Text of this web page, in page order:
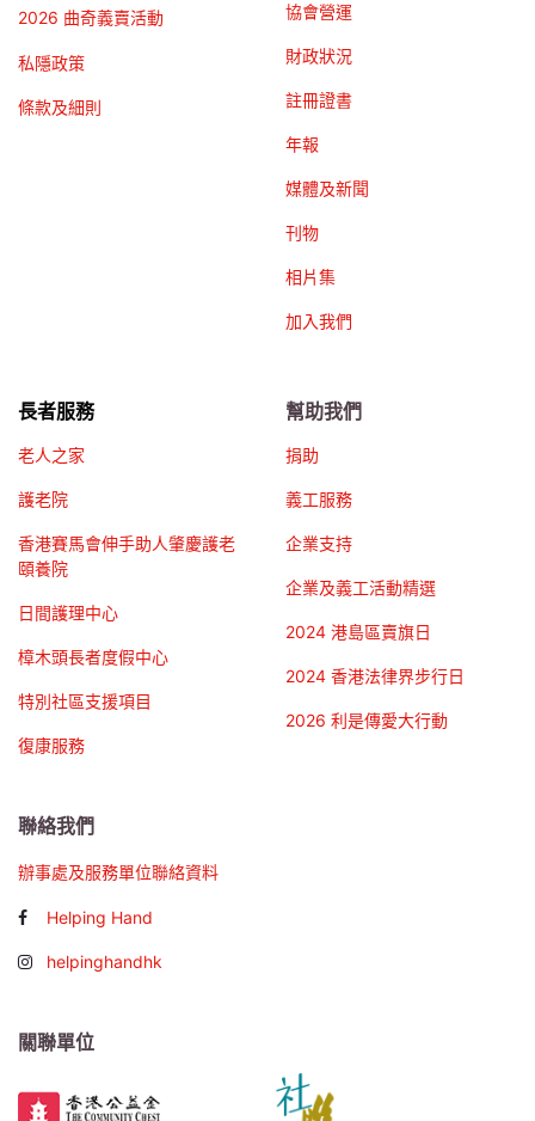
2026 曲奇義賣活動
私隱政策
條款及細則
協會營運
財政狀況
註冊證書
年報
媒體及新聞
刊物
相片集
加入我們
長者服務
老人之家
護老院
香港賽馬會伸手助人肇慶護老
頤養院
日間護理中心
樟木頭長者度假中心
特別社區支援項目
復康服務
幫助我們
捐助
義工服務
企業支持
企業及義工活動精選
2024 港島區賣旗日
2024 香港法律界步行日
2026 利是傳愛大行動
聯絡我們
辦事處及服務單位聯絡資料
Helping Hand
helpinghandhk
關聯單位